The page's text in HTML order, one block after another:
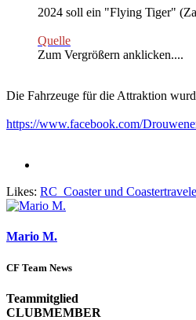
2024 soll ein "Flying Tiger"
Quelle
Zum Vergrößern anklicken....
Die Fahrzeuge für die Attraktion
https://www.facebook.com/
Likes: RC_Coasterund
Mario M.
CF Team News
Teammitglied
CLUBMEMBER